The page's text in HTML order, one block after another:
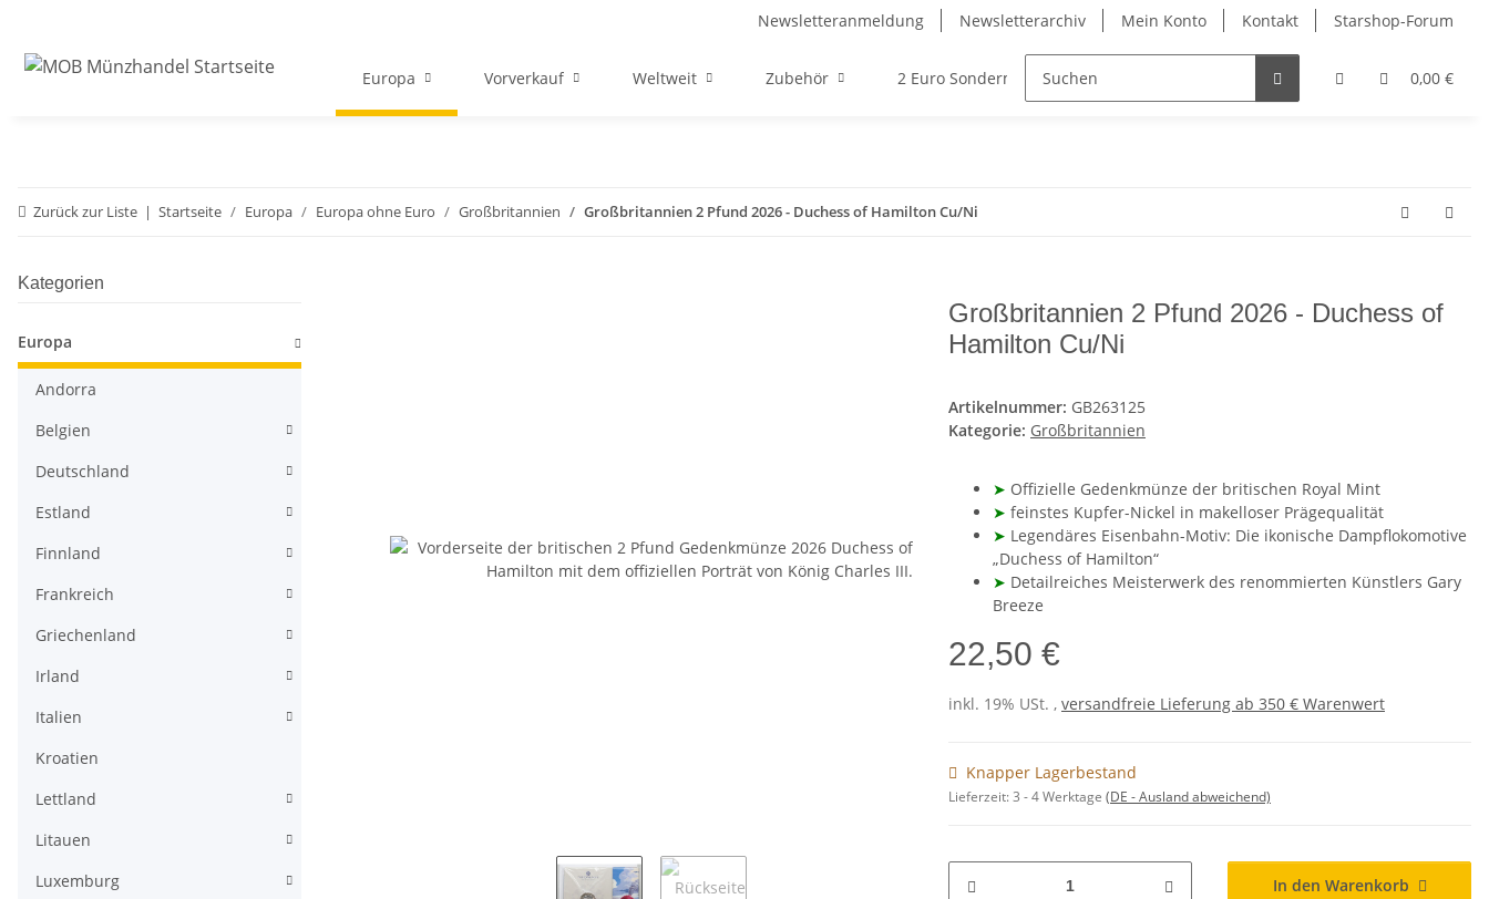
Newsletteranmeldung Newsletterarchiv Mein Konto Kontakt Starshop-Forum
0,00 €
Europa Vorverkauf Weltweit Zubehör 2 Euro Sondermünzen
Zurück zur Liste Startseite Europa Europa ohne Euro Großbritannien Großbritannien 2 Pfund 2026 - Duchess of Hamilton Cu/Ni
Großbritannien 2 Pfund 2026 - Duchess of
Hamilton Cu/Ni
Artikelnummer: GB263125
Kategorie: Großbritannien
➤ Offizielle Gedenkmünze der britischen Royal Mint
➤ feinstes Kupfer-Nickel in makelloser Prägequalität
➤ Legendäres Eisenbahn-Motiv: Die ikonische Dampflokomotive
„Duchess of Hamilton“
➤ Detailreiches Meisterwerk des renommierten Künstlers Gary
Breeze
22,50 €
inkl. 19% USt. , versandfreie Lieferung ab 350 € Warenwert
Knapper Lagerbestand
Lieferzeit:3 - 4 Werktage (DE - Ausland abweichend)
In den Warenkorb
Kategorien
Europa
Andorra
Belgien
Deutschland
Estland
Finnland
Frankreich
Griechenland
Irland
Italien
Kroatien
Lettland
Litauen
Luxemburg